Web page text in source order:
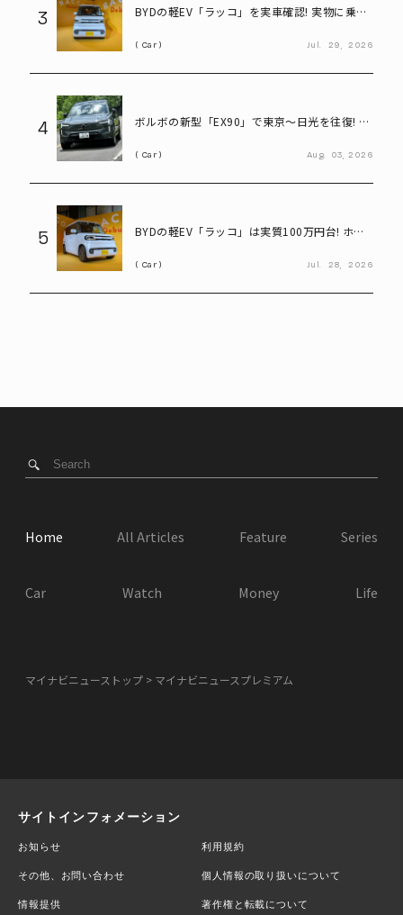
3
BYDの軽EV「ラッコ」を実車確認! 実物に乗り
Car Jul. 29, 2026
4
ボルボの新型「EX90」で東京～日光を往復! い
Car Aug. 03, 2026
5
BYDの軽EV「ラッコ」は実質100万円台! ホン
Car Jul. 28, 2026
Home All Articles Feature Series
Car Watch Money Life
マイナビニューストップ マイナビニュースプレミアム
サイトインフォメーション
お知らせ 利用規約
その他、お問い合わせ 個人情報の取り扱いについて
情報提供 著作権と転載について